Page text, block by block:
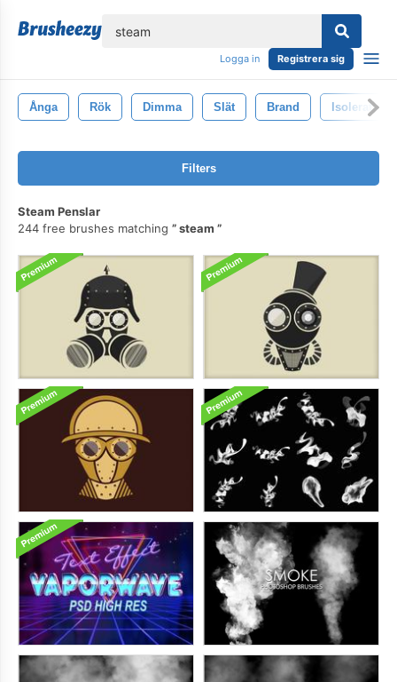
Logga in Registrera sig
Ånga Rök Dimma Slät Brand Isolerat
Filters
Steam Penslar
244 free brushes matching
steam